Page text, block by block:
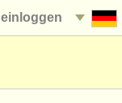
einloggen